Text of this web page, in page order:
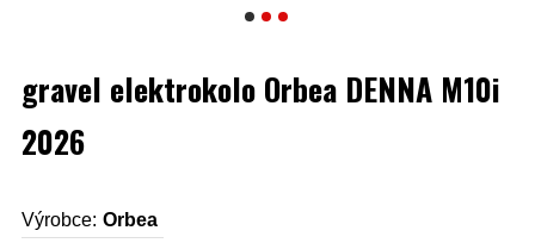
gravel elektrokolo Orbea DENNA M10i
2026
Výrobce: Orbea